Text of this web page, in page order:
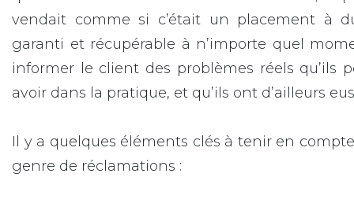
vendait comme si c’était un placement à
garanti et récupérable à n’importe quel
informer le client des problèmes réels qu’ils
avoir dans la pratique, et qu’ils ont d’ailleurs
Il y a quelques éléments clés à tenir en
genre de réclamations :